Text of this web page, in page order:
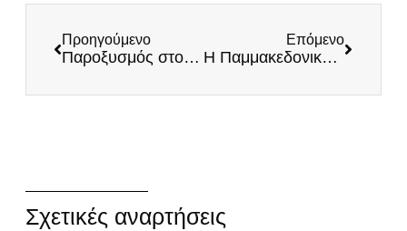
Προηγούμενο
Παροξυσμός στο enikos.gr – Τρέμουν την ελεύθερη φωνή του Ηλία Κασιδιάρη
Επόμενο
Η Παμμακεδονική Ένωση Ελλάδος κατακεραυνώνει τον Μητσοτάκη για την προδοσία της Μακεδονίας μας
Σχετικές αναρτήσεις